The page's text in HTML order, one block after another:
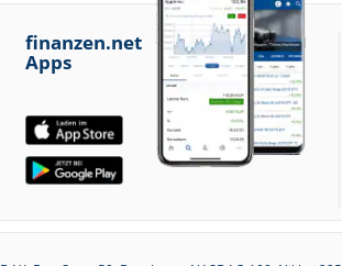
finanzen.net
Apps